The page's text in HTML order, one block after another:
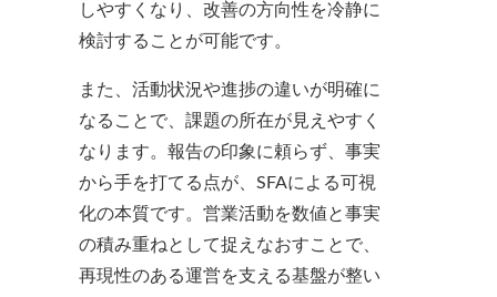
しやすくなり、改善の方向性を冷静に
検討することが可能です。
また、活動状況や進捗の違いが明確に
なることで、課題の所在が見えやすく
なります。報告の印象に頼らず、事実
から手を打てる点が、SFAによる可視
化の本質です。営業活動を数値と事実
の積み重ねとして捉えなおすことで、
再現性のある運営を支える基盤が整い